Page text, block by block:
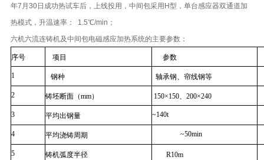
年7月 30日成功热试车后，上线投用，中间包采用 H型，单台感应器双通道加
热模式，升温速率：
1.5℃/min ；
六机六流连铸机及中间包电磁感应加热系统的主要参数：
序号 项目 参数
1 钢种 轴承钢、帘线钢等
2 铸坯断面（mm） 150×150、 200×240
3 平均出钢量 ~140t
4 平均浇铸周期 ~50min
5 铸机弧度半径 R10m